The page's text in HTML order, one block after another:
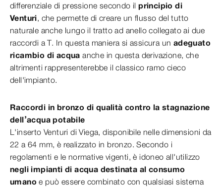
differenziale di pressione secondo ilprincipio di
Venturi, che permette di creare un flusso del tutto
naturale anche lungo il tratto ad anello collegato ai due
raccordi a T. In questa maniera si assicura un adeguato
ricambio di acqua anche in questa derivazione, che
altrimenti rappresenterebbe il classico ramo cieco
dell'impianto.
Raccordi in bronzo di qualità contro la stagnazione
dell’acqua potabile
L'inserto Venturi di Viega, disponibile nelle dimensioni da
22 a 64 mm, è realizzato in bronzo. Secondo i
regolamenti e le normative vigenti, è idoneo all'utilizzo
negli impianti di acqua destinata al consumo
umano e può essere combinato con qualsiasi sistema